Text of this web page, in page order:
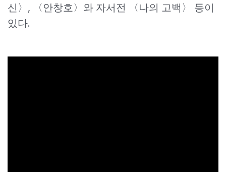
신〉, 〈안창호〉와 자서전 〈나의 고백〉 등이
있다.